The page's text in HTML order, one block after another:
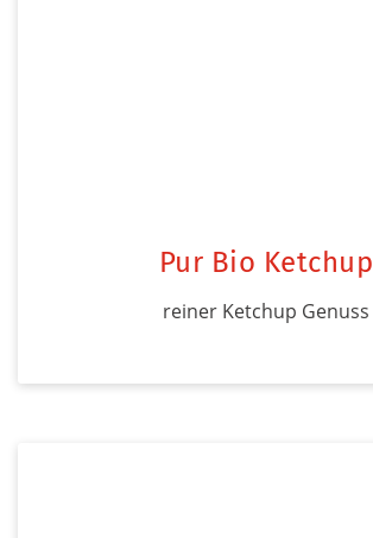
Pur Bio Ketchup
reiner Ketchup Genuss